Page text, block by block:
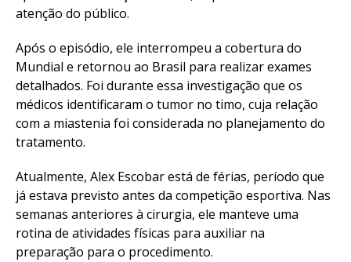
atenção do público.
Após o episódio, ele interrompeu a cobertura do
Mundial e retornou ao Brasil para realizar exames
detalhados. Foi durante essa investigação que os
médicos identificaram o tumor no timo, cuja relação
com a miastenia foi considerada no planejamento do
tratamento.
Atualmente, Alex Escobar está de férias, período que
já estava previsto antes da competição esportiva. Nas
semanas anteriores à cirurgia, ele manteve uma
rotina de atividades físicas para auxiliar na
preparação para o procedimento.